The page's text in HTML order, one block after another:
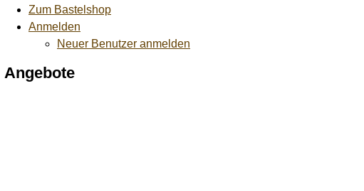
Zum Bastelshop
Anmelden
Neuer Benutzer anmelden
Angebote